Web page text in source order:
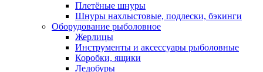
Плетёные шнуры
Шнуры нахлыстовые, подлески, бэкинги
Оборудование рыболовное
Жерлицы
Инструменты и аксессуары рыболовные
Коробки, ящики
Ледобуры